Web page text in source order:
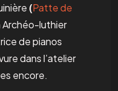
(Patte de
Archéo-luthier
de pianos
dans l’atelier
encore.